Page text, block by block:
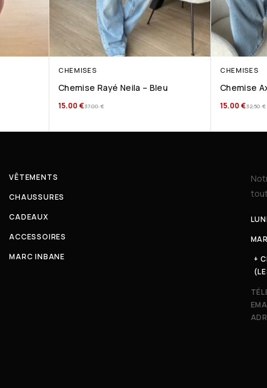
CHEMISES
Chemise Rayé Neila – Bleu
37.00€
15.00 €
CHEMISES
Chemise
32.50€
15.00 €
VÊTEMENTS
CHAUSSURES
CADEAUX
ACCESSOIRES
MARC INBANE
+